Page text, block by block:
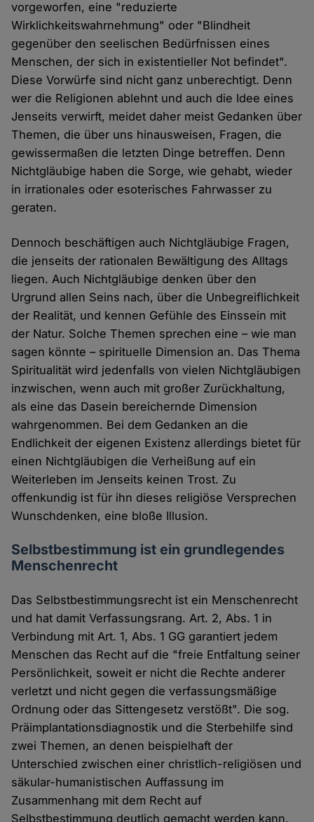
vorgeworfen, eine "reduzierte
Wirklichkeitswahrnehmung" oder "Blindheit
gegenüber den seelischen Bedürfnissen eines
Menschen, der sich in existentieller Not befindet".
Diese Vorwürfe sind nicht ganz unberechtigt. Denn
wer die Religionen ablehnt und auch die Idee eines
Jenseits verwirft, meidet daher meist Gedanken über
Themen, die über uns hinausweisen, Fragen, die
gewissermaßen die letzten Dinge betreffen. Denn
Nichtgläubige haben die Sorge, wie gehabt, wieder
in irrationales oder esoterisches Fahrwasser zu
geraten.
Dennoch beschäftigen auch Nichtgläubige Fragen,
die jenseits der rationalen Bewältigung des Alltags
liegen. Auch Nichtgläubige denken über den
Urgrund allen Seins nach, über die Unbegreiflichkeit
der Realität, und kennen Gefühle des Einssein mit
der Natur. Solche Themen sprechen eine – wie man
sagen könnte – spirituelle Dimension an. Das Thema
Spiritualität wird jedenfalls von vielen Nichtgläubigen
inzwischen, wenn auch mit großer Zurückhaltung,
als eine das Dasein bereichernde Dimension
wahrgenommen. Bei dem Gedanken an die
Endlichkeit der eigenen Existenz allerdings bietet für
einen Nichtgläubigen die Verheißung auf ein
Weiterleben im Jenseits keinen Trost. Zu
offenkundig ist für ihn dieses religiöse Versprechen
Wunschdenken, eine bloße Illusion.
Selbstbestimmung ist ein grundlegendes
Menschenrecht
Das Selbstbestimmungsrecht ist ein Menschenrecht
und hat damit Verfassungsrang. Art. 2, Abs. 1 in
Verbindung mit Art. 1, Abs. 1 GG garantiert jedem
Menschen das Recht auf die "freie Entfaltung seiner
Persönlichkeit, soweit er nicht die Rechte anderer
verletzt und nicht gegen die verfassungsmäßige
Ordnung oder das Sittengesetz verstößt". Die sog.
Präimplantationsdiagnostik und die Sterbehilfe sind
zwei Themen, an denen beispielhaft der
Unterschied zwischen einer christlich-religiösen und
säkular-humanistischen Auffassung im
Zusammenhang mit dem Recht auf
Selbstbestimmung deutlich gemacht werden kann.